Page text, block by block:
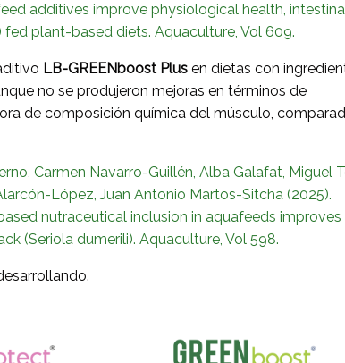
additives improve physiological health,
fed plant-based diets. Aquaculture, Vol 609.
LB-GREENboost Plusen dietas con
no se produjeron mejoras en términos de
de composición química del músculo,
Carmen Navarro-Guillén, Alba Galafat, Miguel
López, Juan Antonio Martos-Sitcha (2025).
nutraceutical inclusion in aquafeeds improves
(Seriola dumerili). Aquaculture, Vol 598.